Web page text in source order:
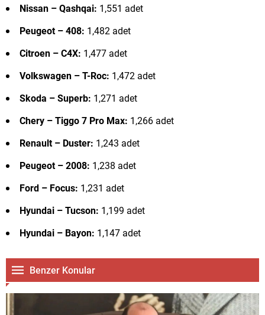
Nissan – Qashqai: 1,551 adet
Peugeot – 408: 1,482 adet
Citroen – C4X: 1,477 adet
Volkswagen – T-Roc: 1,472 adet
Skoda – Superb: 1,271 adet
Chery – Tiggo 7 Pro Max: 1,266 adet
Renault – Duster: 1,243 adet
Peugeot – 2008: 1,238 adet
Ford – Focus: 1,231 adet
Hyundai – Tucson: 1,199 adet
Hyundai – Bayon: 1,147 adet
Benzer Konular